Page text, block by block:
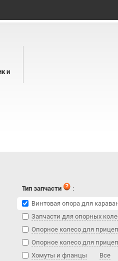
и
Тип запчасти
:
Винтовая опора для
Запчасти для опорных
Опорное колесо для
Опорное колесо для
Хомуты и фланцы
Все